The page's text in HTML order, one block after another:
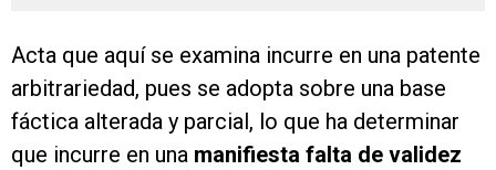
Acta que aquí se examina incurre en una patente
arbitrariedad, pues se adopta sobre una base
fáctica alterada y parcial, lo que ha determinar
que incurre en una manifiesta falta de validez